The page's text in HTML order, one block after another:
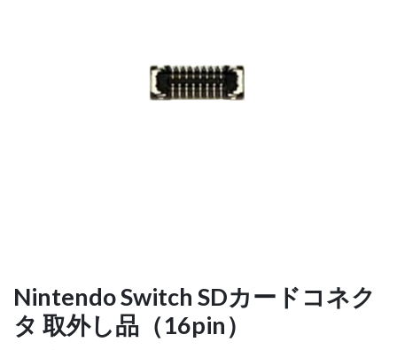
Nintendo Switch SDカードコネク
タ 取外し品（16pin）